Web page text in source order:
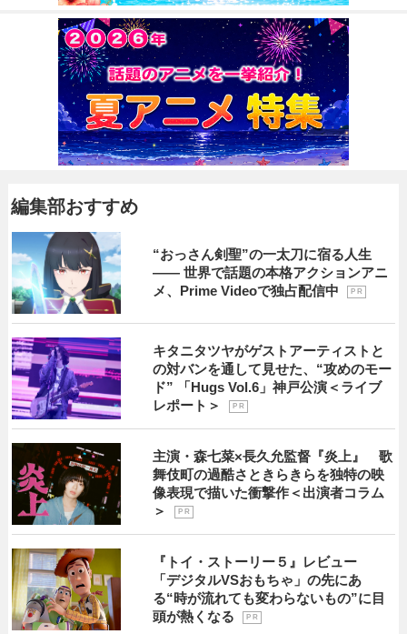
編集部おすすめ
“おっさん剣聖”の一太刀に宿る人生
―― 世界で話題の本格アクションアニ
メ、Prime Videoで独占配信中
P R
キタニタツヤがゲストアーティストと
の対バンを通して見せた、“攻めのモー
ド” 「Hugs Vol.6」神戸公演＜ライブ
レポート＞
P R
主演・森七菜×長久允監督『炎上』 歌
舞伎町の過酷さときらきらを独特の映
像表現で描いた衝撃作＜出演者コラム
＞
P R
『トイ・ストーリー５』レビュー
「デジタルVSおもちゃ」の先にあ
る“時が流れても変わらないもの”に目
頭が熱くなる
P R